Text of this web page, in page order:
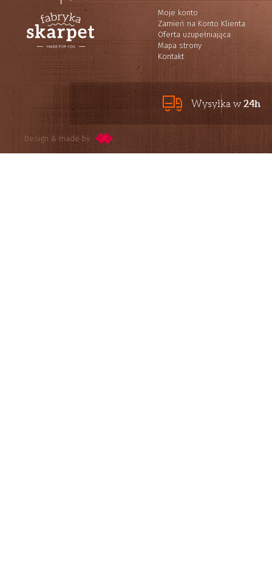
Moje konto
Zamień na Konto Klienta
Oferta uzupełniająca
Mapa strony
Kontakt
Wysyłka w 24h
Design & made by